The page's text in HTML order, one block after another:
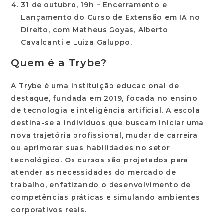
31 de outubro, 19h – Encerramento e
Lançamento do Curso de Extensão em IA no
Direito, com Matheus Goyas, Alberto
Cavalcanti e Luiza Galuppo.
Quem é a Trybe?
A Trybe é uma instituição educacional de
destaque, fundada em 2019, focada no ensino
de tecnologia e inteligência artificial. A escola
destina-se a indivíduos que buscam iniciar uma
nova trajetória profissional, mudar de carreira
ou aprimorar suas habilidades no setor
tecnológico. Os cursos são projetados para
atender as necessidades do mercado de
trabalho, enfatizando o desenvolvimento de
competências práticas e simulando ambientes
corporativos reais.